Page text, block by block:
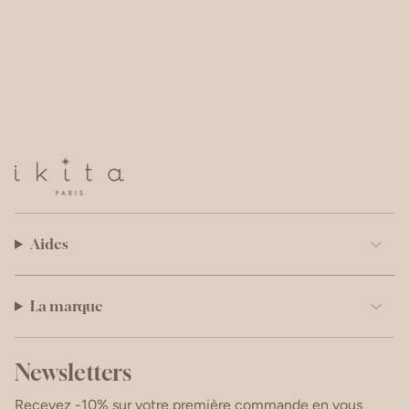
Aides
La marque
Newsletters
Recevez -10% sur votre première commande en vous